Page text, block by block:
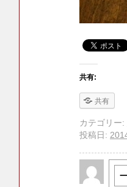
共有:
共有
カテゴリー:
投稿日: